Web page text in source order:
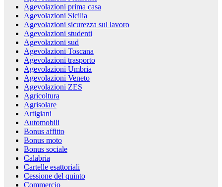
Agevolazioni prima casa
Agevolazioni Sicilia
Agevolazioni sicurezza sul lavoro
Agevolazioni studenti
Agevolazioni sud
Agevolazioni Toscana
Agevolazioni trasporto
Agevolazioni Umbria
Agevolazioni Veneto
Agevolazioni ZES
Agricoltura
Agrisolare
Artigiani
Automobili
Bonus affitto
Bonus moto
Bonus sociale
Calabria
Cartelle esattoriali
Cessione del quinto
Commercio